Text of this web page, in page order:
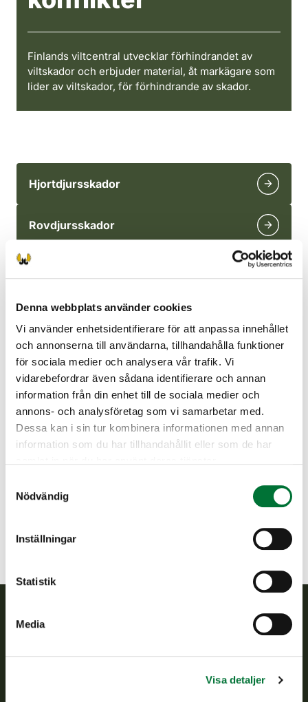
Denna webbplats använder cookies
Vi använder enhetsidentifierare för att anpassa innehållet
och annonserna till användarna, tillhandahålla funktioner
för sociala medier och analysera vår trafik. Vi
vidarebefordrar även sådana identifierare och annan
information från din enhet till de sociala medier och
annons- och analysföretag som vi samarbetar med.
Dessa kan i sin tur kombinera informationen med annan
information som du har tillhandahållit eller som de har
Nödvändig
Inställningar
Statistik
Media
Visa detaljer
Finlands viltcentral utvecklar förhindrandet av
viltskador och erbjuder material, åt markägare som
lider av viltskador, för förhindrande av skador.
Hjortdjursskador
Rovdjursskador
Ersättning för viltskador
För avvärjande av skador orsakade av stora rovdjur erbjuds
förmedlas avskräckningsmedel, avspärrnings-band och
elstängsel. Tilläggsuppgifter om förhindrande av skador och
förmedlande av material får man från viltcentralens regionala
kontor.
viltskadelagen. På grundval av lagen indelas skadorna i
hjortdjurs- och stora rovdjursskador samt skador orsakade
av annat vilt. Endast skador orsakade av hjortdjur och stora
Skador orsakade av hjortdjur indelas i odlings-, husdjurs-
och skogsskador. Skador orsakade av stora rovdjur som
Finlands viltcentral
jaktvårdsföreningarnas verksamhet, ser till att viltpolitiken